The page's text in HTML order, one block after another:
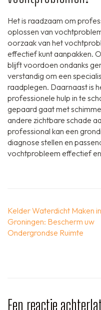
Het is raadzaam om
oplossen van
oorzaak van het
effectief kunt aanpakken.
blijft voordoen ondanks
verstandig om een
raadplegen. Daarnaast is
professionele hulp in te
gepaard gaat met
andere zichtbare schade
professional kan een
diagnose stellen en
vochtprobleem effectief
Berichtnavigatie
Kelder Waterdicht Maken in
Groningen: Bescherm uw
Ondergrondse Ruimte
Een reactie